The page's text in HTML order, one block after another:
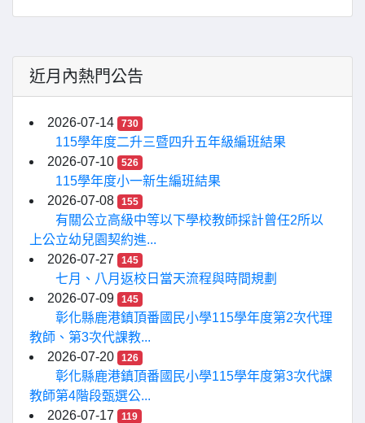
近月內熱門公告
2026-07-14 730
115學年度二升三暨四升五年級編班結果
2026-07-10
526
115學年度小一新生編班結果
2026-07-08
155
有關公立高級中等以下學校教師採計曾任2所以
上公立幼兒園契約進...
2026-07-27
145
七月、八月返校日當天流程與時間規劃
2026-07-09
145
彰化縣鹿港鎮頂番國民小學115學年度第2次代理
教師、第3次代課教...
2026-07-20
126
彰化縣鹿港鎮頂番國民小學115學年度第3次代課
教師第4階段甄選公...
2026-07-17
119